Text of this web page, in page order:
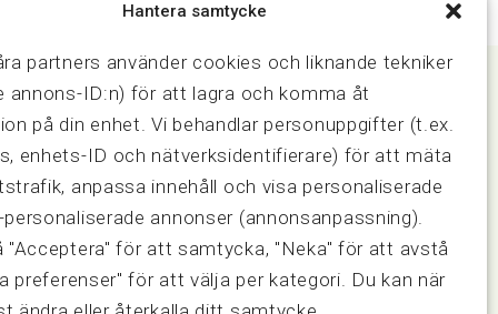
Hantera samtycke
partners använder cookies och liknande tekniker
annons-ID:n) för att lagra och komma åt
på din enhet. Vi behandlar personuppgifter (t.ex.
enhets-ID och nätverksidentifierare) för att mäta
anpassa innehåll och visa personaliserade
annonser (annonsanpassning).
"Acceptera" för att samtycka, "Neka" för att avstå
preferenser" för att välja per kategori. Du kan när
och
Fastighetsmäklarinspektionen
FRN, Fastighetsmarknadens
reklamationsnämnd